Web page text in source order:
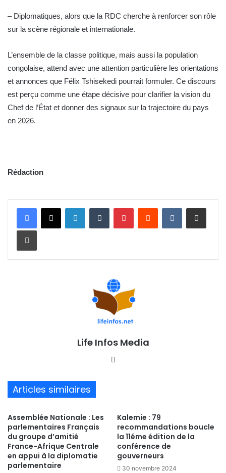
– Diplomatiques, alors que la RDC cherche à renforcer son rôle
sur la scène régionale et internationale.
L’ensemble de la classe politique, mais aussi la population
congolaise, attend avec une attention particulière les orientations
et annonces que Félix Tshisekedi pourrait formuler. Ce discours
est perçu comme une étape décisive pour clarifier la vision du
Chef de l’État et donner des signaux sur la trajectoire du pays
en 2026.
Rédaction
Life Infos Media
Articles similaires
Assemblée Nationale : Les
parlementaires Français
du groupe d’amitié
France-Afrique Centrale
en appui à la diplomatie
parlementaire
Kalemie : 79
recommandations boucle
la 11éme édition de la
conférence de
gouverneurs
30 novembre 2024